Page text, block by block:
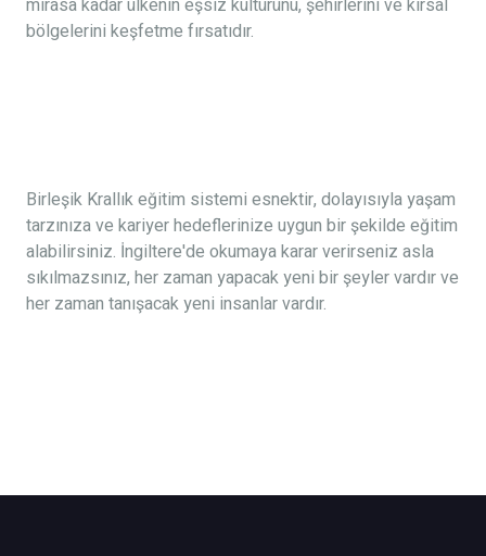
bölgelerini keşfetme fırsatıdır.
Birleşik Krallık eğitim sistemi esnektir, dolayısıyla yaşam
tarzınıza ve kariyer hedeflerinize uygun bir şekilde eğitim
alabilirsiniz. İngiltere'de okumaya karar verirseniz asla
sıkılmazsınız, her zaman yapacak yeni bir şeyler vardır ve
her zaman tanışacak yeni insanlar vardır.